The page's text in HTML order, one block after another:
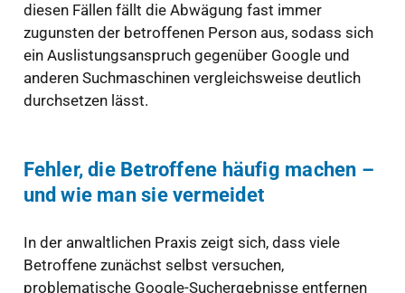
diesen Fällen fällt die Abwägung fast immer
zugunsten der betroffenen Person aus, sodass sich
ein Auslistungsanspruch gegenüber Google und
anderen Suchmaschinen vergleichsweise deutlich
durchsetzen lässt.
Fehler, die Betroffene häufig machen –
und wie man sie vermeidet
In der anwaltlichen Praxis zeigt sich, dass viele
Betroffene zunächst selbst versuchen,
problematische Google-Suchergebnisse entfernen